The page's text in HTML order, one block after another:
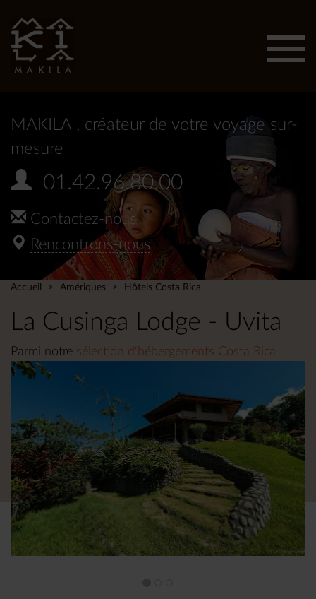
MAKILA , créateur de votre voyage sur-
mesure
01.42.96.80.00
Contactez-nous
Rencontrons-nous
Accueil Amériques Hôtels Costa Rica
La Cusinga Lodge - Uvita
Parmi notre sélection d'hébergements Costa Rica